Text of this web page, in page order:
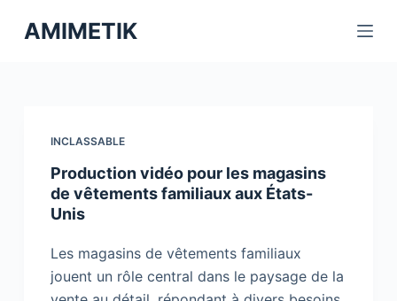
aAMIMETIK
INCLASSABLE
Production vidéo pour les magasins
de vêtements familiaux aux États-
Unis
Les magasins de vêtements familiaux
jouent un rôle central dans le paysage de la